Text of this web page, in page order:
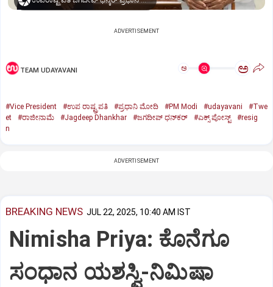
ADVERTISEMENT
TEAM UDAYAVANI ಅ ಅ
#Vice President #ಉಪ ರಾಷ್ಟ್ರಪತಿ #ಪ್ರಧಾನಿ ಮೋದಿ #PM Modi #udayavani
#Twe
et
#ರಾಜೀನಾಮೆ #Jagdeep Dhankhar #ಜಗದೀಪ್‌ ಧನ್‌ಕರ್‌ #ಎಕ್ಸ್‌ ಪೋಸ್ಟ್
#resig
n
ADVERTISEMENT
BREAKING NEWS JUL 22, 2025, 10:40 AM IST
Nimisha Priya: ಕೊನೆಗೂ
ಸಂಧಾನ ಯಶಸ್ವಿ-ನಿಮಿಷಾ